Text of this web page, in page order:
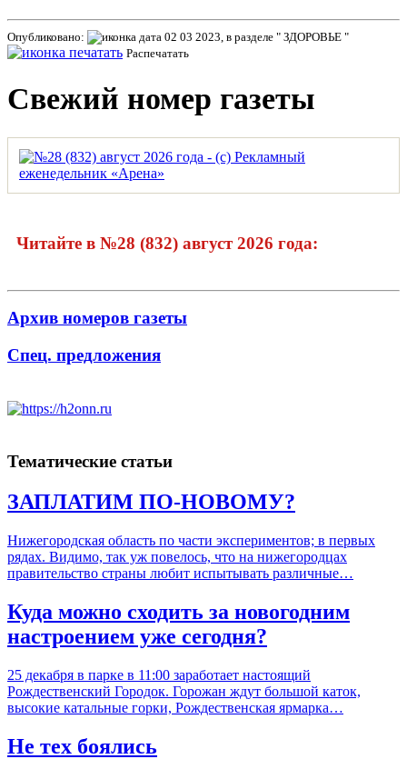
Опубликовано:
02 03 2023, в разделе " ЗДОРОВЬЕ "
Распечатать
Свежий номер газеты
Читайте в №28 (832) август 2026 года:
Архив номеров газеты
Спец. предложения
Тематические статьи
ЗАПЛАТИМ ПО-НОВОМУ?
Нижегородская область по части экспериментов; в первых
рядах. Видимо, так уж повелось, что на нижегородцах
правительство страны любит испытывать различные…
Куда можно сходить за новогодним
настроением уже сегодня?
25 декабря в парке в 11:00 заработает настоящий
Рождественский Городок. Горожан ждут большой каток,
высокие катальные горки, Рождественская ярмарка…
Не тех боялись